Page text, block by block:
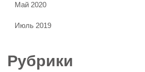
Май 2020
Июль 2019
Рубрики